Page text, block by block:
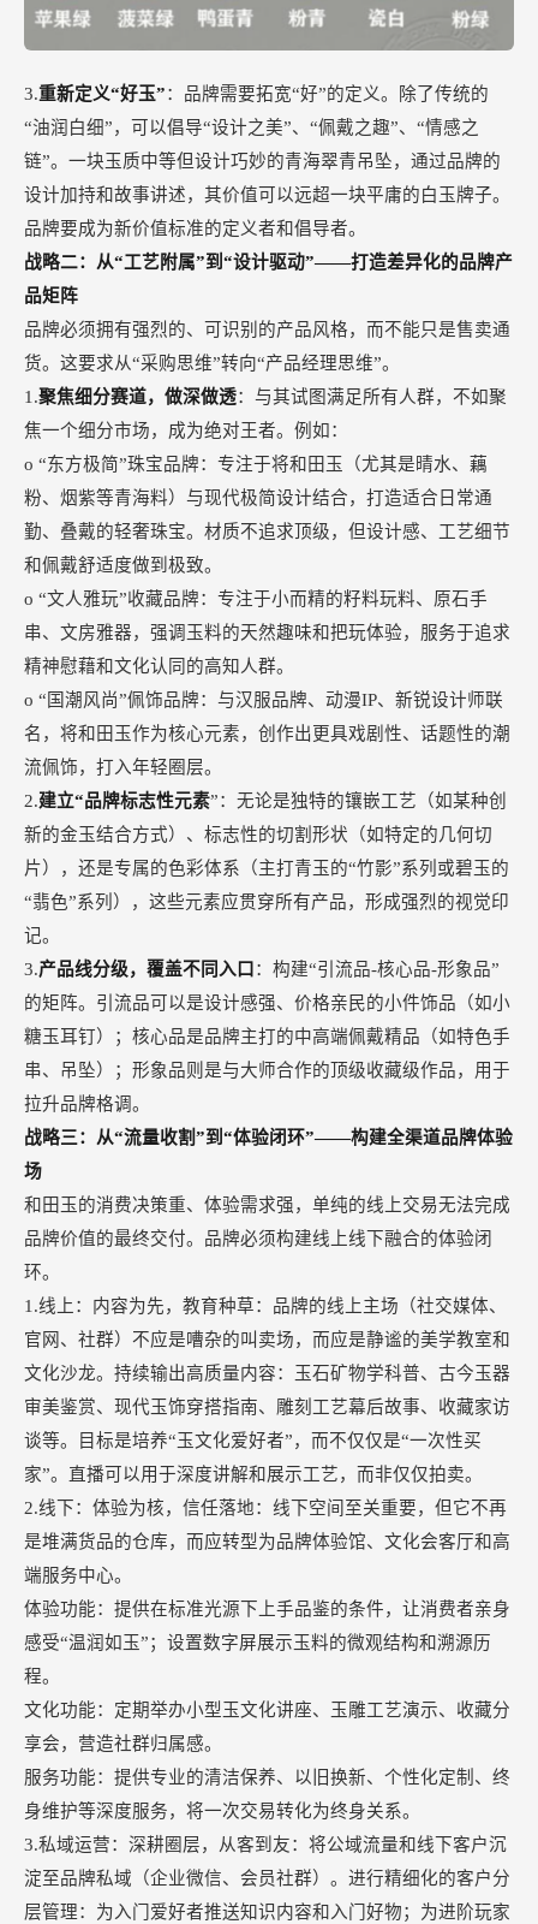
3.重新定义“好玉”：品牌需要拓宽“好”的定义。除了传统的
“油润白细”，可以倡导“设计之美”、“佩戴之趣”、“情感之
链”。一块玉质中等但设计巧妙的青海翠青吊坠，通过品牌的
设计加持和故事讲述，其价值可以远超一块平庸的白玉牌子。
品牌要成为新价值标准的定义者和倡导者。
战略二：从“工艺附属”到“设计驱动”——打造差异化的品牌产
品矩阵
品牌必须拥有强烈的、可识别的产品风格，而不能只是售卖通
货。这要求从“采购思维”转向“产品经理思维”。
1.聚焦细分赛道，做深做透：与其试图满足所有人群，不如聚
焦一个细分市场，成为绝对王者。例如：
o “东方极简”珠宝品牌：专注于将和田玉（尤其是晴水、藕
粉、烟紫等青海料）与现代极简设计结合，打造适合日常通
勤、叠戴的轻奢珠宝。材质不追求顶级，但设计感、工艺细节
和佩戴舒适度做到极致。
o “文人雅玩”收藏品牌：专注于小而精的籽料玩料、原石手
串、文房雅器，强调玉料的天然趣味和把玩体验，服务于追求
精神慰藉和文化认同的高知人群。
o “国潮风尚”佩饰品牌：与汉服品牌、动漫IP、新锐设计师联
名，将和田玉作为核心元素，创作出更具戏剧性、话题性的潮
流佩饰，打入年轻圈层。
2.建立“品牌标志性元素”：无论是独特的镶嵌工艺（如某种创
新的金玉结合方式）、标志性的切割形状（如特定的几何切
片），还是专属的色彩体系（主打青玉的“竹影”系列或碧玉的
“翡色”系列），这些元素应贯穿所有产品，形成强烈的视觉印
记。
3.产品线分级，覆盖不同入口 ：构建“引流品-核心品-形象品”
的矩阵。引流品可以是设计感强、价格亲民的小件饰品（如小
糖玉耳钉）；核心品是品牌主打的中高端佩戴精品（如特色手
串、吊坠）；形象品则是与大师合作的顶级收藏级作品，用于
拉升品牌格调。
战略三：从“流量收割”到“体验闭环”——构建全渠道品牌体验
场
和田玉的消费决策重、体验需求强，单纯的线上交易无法完成
品牌价值的最终交付。品牌必须构建线上线下融合的体验闭
环。
1.线上：内容为先，教育种草：品牌的线上主场（社交媒体、
官网、社群）不应是嘈杂的叫卖场，而应是静谧的美学教室和
文化沙龙。持续输出高质量内容：玉石矿物学科普、古今玉器
审美鉴赏、现代玉饰穿搭指南、雕刻工艺幕后故事、收藏家访
谈等。目标是培养“玉文化爱好者”，而不仅仅是“一次性买
家”。直播可以用于深度讲解和展示工艺，而非仅仅拍卖。
2.线下：体验为核，信任落地：线下空间至关重要，但它不再
是堆满货品的仓库，而应转型为品牌体验馆、文化会客厅和高
端服务中心。
体验功能：提供在标准光源下上手品鉴的条件，让消费者亲身
感受“温润如玉”；设置数字屏展示玉料的微观结构和溯源历
程。
文化功能：定期举办小型玉文化讲座、玉雕工艺演示、收藏分
享会，营造社群归属感。
服务功能：提供专业的清洁保养、以旧换新、个性化定制、终
身维护等深度服务，将一次交易转化为终身关系。
3.私域运营：深耕圈层，从客到友：将公域流量和线下客户沉
淀至品牌私域（企业微信、会员社群）。进行精细化的客户分
层管理：为入门爱好者推送知识内容和入门好物；为进阶玩家